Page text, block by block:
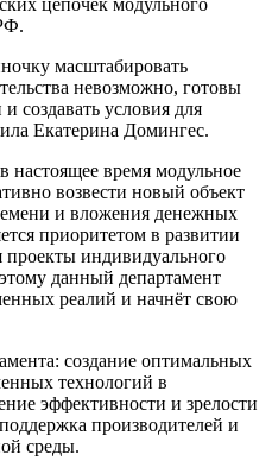
цепочек модульного
масштабировать
невозможно, готовы
создавать условия для
Екатерина Домингес.
настоящее время модульное
возвести новый объект
и вложения денежных
приоритетом в развитии
проекты индивидуального
данный департамент
реалий и начнёт свою
создание оптимальных
технологий в
эффективности и зрелости
производителей и
среды.